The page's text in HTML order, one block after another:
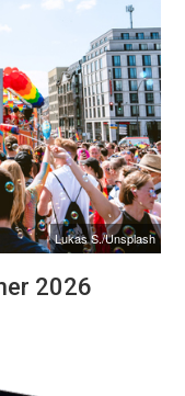
Lukas S./Unsplash
2026